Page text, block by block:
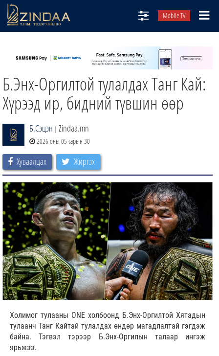
Mobile TV
ТВ8
ӨГЛӨӨНИЙ СОНИН
АУДИО ЗОХИОЛ
ЗИНДАА СЭТГҮҮЛ
Б.Энх-Оргилтой тулалдах Танг Кай:
Хүрээд ир, бидний түвшин өөр
Б.Сэцэн | Zindaa.mn
2026 оны 05 сарын 30
Хуваалцах Жиргэх
Холимог тулааны ONE холбоонд Б.Энх-Оргилтой Хятадын
тулаанч Танг Кайтай тулалдах өндөр магадлалтай гэгдэж
байна. Тэгвэл тэрээр Б.Энх-Оргилын талаар ингэж
ярьжээ.